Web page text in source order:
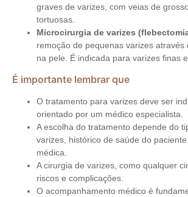
graves de varizes, com veias de
tortuosas.
Microcirurgia de varizes
remoção de pequenas varizes através
na pele. É indicada para varizes finas
É importante lembrar que
O tratamento para varizes deve ser
orientado por um médico especialista.
A escolha do tratamento depende do
varizes, histórico de saúde do
médica.
A cirurgia de varizes, como qualquer
riscos e complicações.
O acompanhamento médico é